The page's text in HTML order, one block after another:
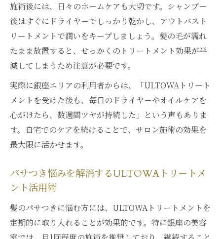
施術後には、日々のホームケアも大切です。シャンプー
後はすぐにドライヤーでしっかり乾かし、アウトバスト
リートメントで潤いをキープしましょう。髪の毛が濡れ
たまま放置すると、せっかくのトリートメント効果が半
減してしまうため注意が必要です。
実際に銀座エリアの利用者からは、「ULTOWAトリート
メントを受けた後も、毎日のドライヤーやオイルケアを
心がけたら、数週間ツヤが持続した」という声もありま
す。自宅でのケアを続けることで、サロン施術の効果を
最大限に活かせます。
パサつき悩みを解消するULTOWAトリートメ
ント活用術
髪のパサつきに悩む方には、ULTOWAトリートメントを
定期的に取り入れることが効果的です。特に銀座の美容